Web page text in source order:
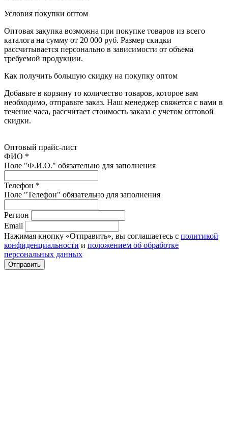
Условия покупки оптом
Оптовая закупка возможна при покупке товаров из всего
каталога на сумму от 20 000 руб. Размер скидки
рассчитывается персонально в зависимости от объема
требуемой продукции.
Как получить большую скидку на покупку оптом
Добавьте в корзину то количество товаров, которое вам
необходимо, отправьте заказ. Наш менеджер свяжется с вами в
течение часа, рассчитает стоимость заказа с учетом оптовой
скидки.
Оптовый прайс-лист
ФИО *
Поле "Ф.И.О." обязательно для заполнения
Телефон *
Поле "Телефон" обязательно для заполнения
Регион
Email
Нажимая кнопку «Отправить», вы соглашаетесь с политикой
конфиденциальности и положением об обработке
персональных данных
Отправить